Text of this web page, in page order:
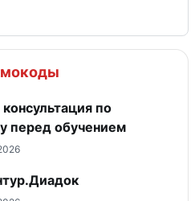
по
перед обучением